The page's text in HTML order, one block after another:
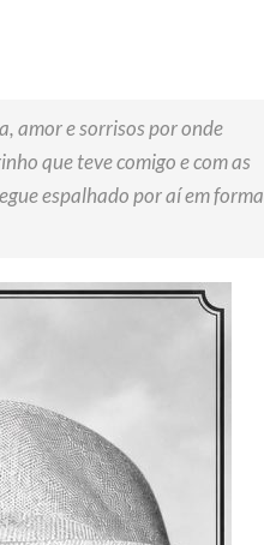
amor e sorrisos por onde
que teve comigo e com as
espalhado por aí em forma